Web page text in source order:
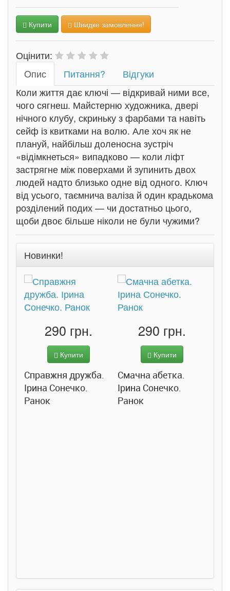
Купити Швидке замовлення!
Оцінити:
Oпис
Питання?
Відгуки
Коли життя дає ключі — відкривай ними все,
чого сягнеш. Майстерню художника, двері
нічного клубу, скриньку з фарбами та навіть
сейф із квитками на волю. Але хоч як не
плануй, найбільш доленосна зустріч
«відімкнеться» випадково — коли ліфт
застрягне між поверхами й зупинить двох
людей надто близько одне від одного. Ключ
від усього, таємнича валіза й один крадькома
розділений подих — чи достатньо цього,
щоби двоє більше ніколи не були чужими?
Новинки!
290 грн.
Купити
Справжня дружба.
Ірина Сонечко.
Ранок
290 грн.
Купити
Смачна абетка.
Ірина Сонечко.
Ранок